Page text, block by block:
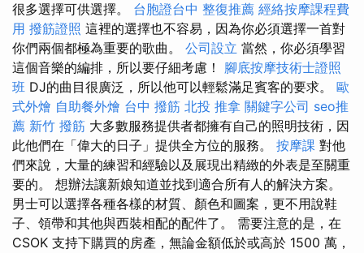
很多選擇可供選擇。 台胞證台中 整復推薦 經絡按摩課程費
用 撥筋證照 這裡的選擇也不容易，因為你必須選擇一首對
你們兩個都極為重要的歌曲。 公司設立 當然，你必須學習
這個音樂的編排，所以要仔細考慮！ 腳底按摩技術士證照
班 DJ的曲目很廣泛，所以他可以輕鬆滿足賓客的要求。 歐
式外燴 自助餐外燴 台中 撥筋 北投 推拿 關鍵字公司 seo推
薦 新竹 撥筋 大多數服務提供者都擁有自己的照明技術，因
此他們在「偉大的日子」提供全方位的服務。 按摩課 對他
們來說，大量的練習和經驗以及展現出精緻的外表是至關重
要的。 想辦法讓新娘知道並找到適合所有人的解決方案。
男士可以選擇各種各樣的材質、顏色和圖案，更不用說鞋
子、領帶和其他與西裝相配的配件了。 需要注意的是，在
CSOK 支持下購買的房產，無論金額低於或高於 1500 萬，